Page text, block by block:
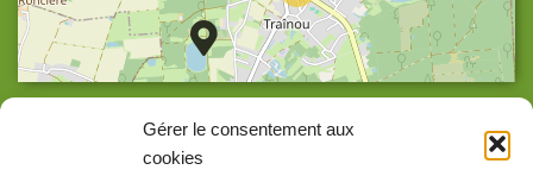
Gérer le consentement aux
cookies